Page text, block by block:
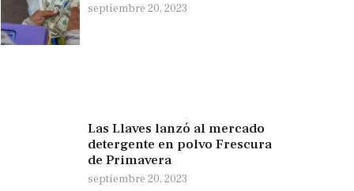
septiembre 20, 2023
Las Llaves lanzó al mercado
detergente en polvo Frescura
de Primavera
septiembre 20, 2023